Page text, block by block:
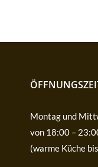
Montag und
von 18:00 –
(warme Küche